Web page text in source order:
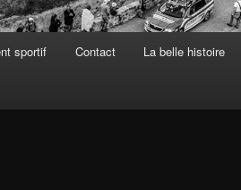
sportif Contact La belle histoire